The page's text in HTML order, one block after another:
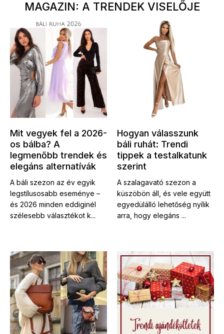
MAGAZIN: A TRENDEK VISELŐJE
Mit vegyek fel a 2026-
os bálba? A
legmenőbb trendek és
elegáns alternatívák
A báli szezon az év egyik
legstílusosabb eseménye –
és 2026 minden eddiginél
szélesebb választékot k...
Hogyan válasszunk
báli ruhát: Trendi
tippek a testalkatunk
szerint
A szalagavató szezon a
küszöbön áll, és vele együtt
egyedülálló lehetőség nyílik
arra, hogy elegáns ...